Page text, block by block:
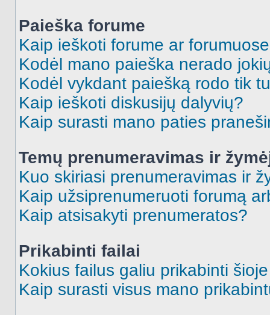
Paieška forume
Kaip ieškoti forume ar
Kodėl mano paieška nerado
Kodėl vykdant paiešką rodo tik
Kaip ieškoti diskusijų dalyvių?
Kaip surasti mano paties
Temų prenumeravimas ir
Kuo skiriasi prenumeravimas ir
Kaip užsiprenumeruoti forumą
Kaip atsisakyti prenumeratos?
Prikabinti failai
Kokius failus galiu prikabinti
Kaip surasti visus mano